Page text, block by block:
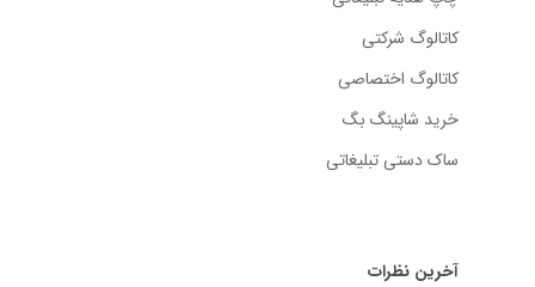
کاتالوگ شرکتی
کاتالوگ اختصاصی
خرید شاپینگ بگ
ساک دستی تبلیغاتی
آخرین نظرات